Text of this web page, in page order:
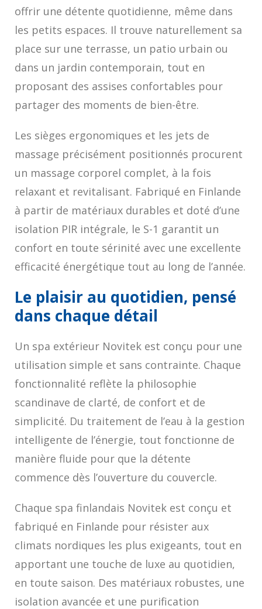
offrir une détente quotidienne, même dans
les petits espaces. Il trouve naturellement sa
place sur une terrasse, un patio urbain ou
dans un jardin contemporain, tout en
proposant des assises confortables pour
partager des moments de bien-être.
Les sièges ergonomiques et les jets de
massage précisément positionnés procurent
un massage corporel complet, à la fois
relaxant et revitalisant. Fabriqué en Finlande
à partir de matériaux durables et doté d’une
isolation PIR intégrale, le S-1 garantit un
confort en toute sérinité avec une excellente
efficacité énergétique tout au long de l’année.
Le plaisir au quotidien, pensé
dans chaque détail
Un spa extérieur Novitek est conçu pour une
utilisation simple et sans contrainte. Chaque
fonctionnalité reflète la philosophie
scandinave de clarté, de confort et de
simplicité. Du traitement de l’eau à la gestion
intelligente de l’énergie, tout fonctionne de
manière fluide pour que la détente
commence dès l’ouverture du couvercle.
Chaque spa finlandais Novitek est conçu et
fabriqué en Finlande pour résister aux
climats nordiques les plus exigeants, tout en
apportant une touche de luxe au quotidien,
en toute saison. Des matériaux robustes, une
isolation avancée et une purification